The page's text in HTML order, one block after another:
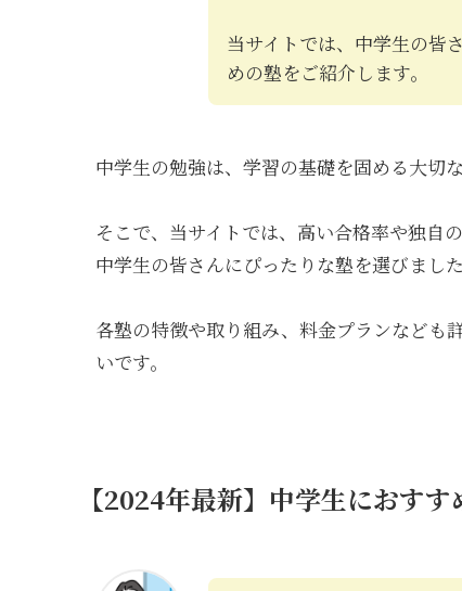
当サイトでは、中学生の皆
めの塾をご紹介します。
中学生の勉強は、学習の基礎を固める大切
そこで、当サイトでは、高い合格率や独自
中学生の皆さんにぴったりな塾を選びました
各塾の特徴や取り組み、料金プランなども
いです。
【2024年最新】中学生におす